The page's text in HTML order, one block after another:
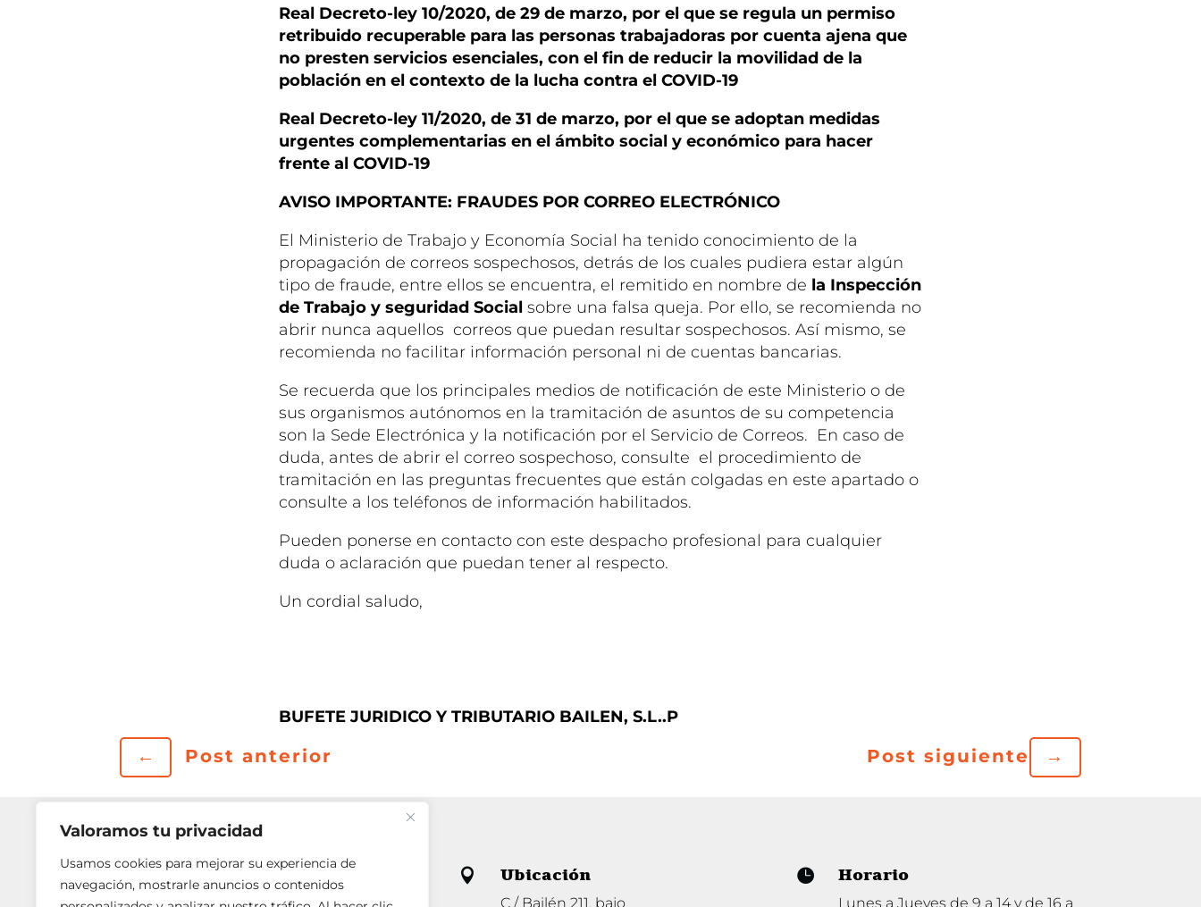
Valoramos tu privacidad
Usamos cookies para mejorar su experiencia de
navegación, mostrarle anuncios o contenidos
Real Decreto-ley 10/2020, de 29 de marzo, por el que se regula un permiso
retribuido recuperable para las personas trabajadoras por cuenta ajena que
no presten servicios esenciales, con el fin de reducir la movilidad de la
población en el contexto de la lucha contra el COVID-19
Real Decreto-ley 11/2020, de 31 de marzo, por el que se adoptan medidas
urgentes complementarias en el ámbito social y económico para hacer
frente al COVID-19
AVISO IMPORTANTE: FRAUDES POR CORREO ELECTRÓNICO
El Ministerio de Trabajo y Economía Social ha tenido conocimiento de la
propagación de correos sospechosos, detrás de los cuales pudiera estar algún
tipo de fraude, entre ellos se encuentra, el remitido en nombre de la Inspección
de Trabajo y seguridad Social sobre una falsa queja. Por ello, se recomienda no
abrir nunca aquellos correos que puedan resultar sospechosos. Así mismo, se
recomienda no facilitar información personal ni de cuentas bancarias.
Se recuerda que los principales medios de notificación de este Ministerio o de
sus organismos autónomos en la tramitación de asuntos de su competencia
son la Sede Electrónica y la notificación por el Servicio de Correos. En caso de
duda, antes de abrir el correo sospechoso, consulte el procedimiento de
tramitación en las preguntas frecuentes que están colgadas en este apartado o
consulte a los teléfonos de información habilitados.
Pueden ponerse en contacto con este despacho profesional para cualquier
duda o aclaración que puedan tener al respecto.
Un cordial saludo,
BUFETE JURIDICO Y TRIBUTARIO BAILEN, S.L..P
← Post anterior Post siguiente →
 Ubicación
C / Bailén 211, bajo
 Horario
Lunes a Jueves de 9 a 14 y de 16 a